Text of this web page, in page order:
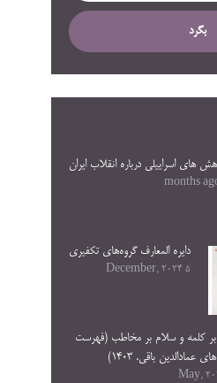
بگرد
های اسراییلی درباره انقلاب ایران
دایره المعارف گروه‌های تکفیری
5 December, 2024
کلمه و سلام بر مخاطب (فهرست
عمادالدین باقی. ۱۴۰۳)